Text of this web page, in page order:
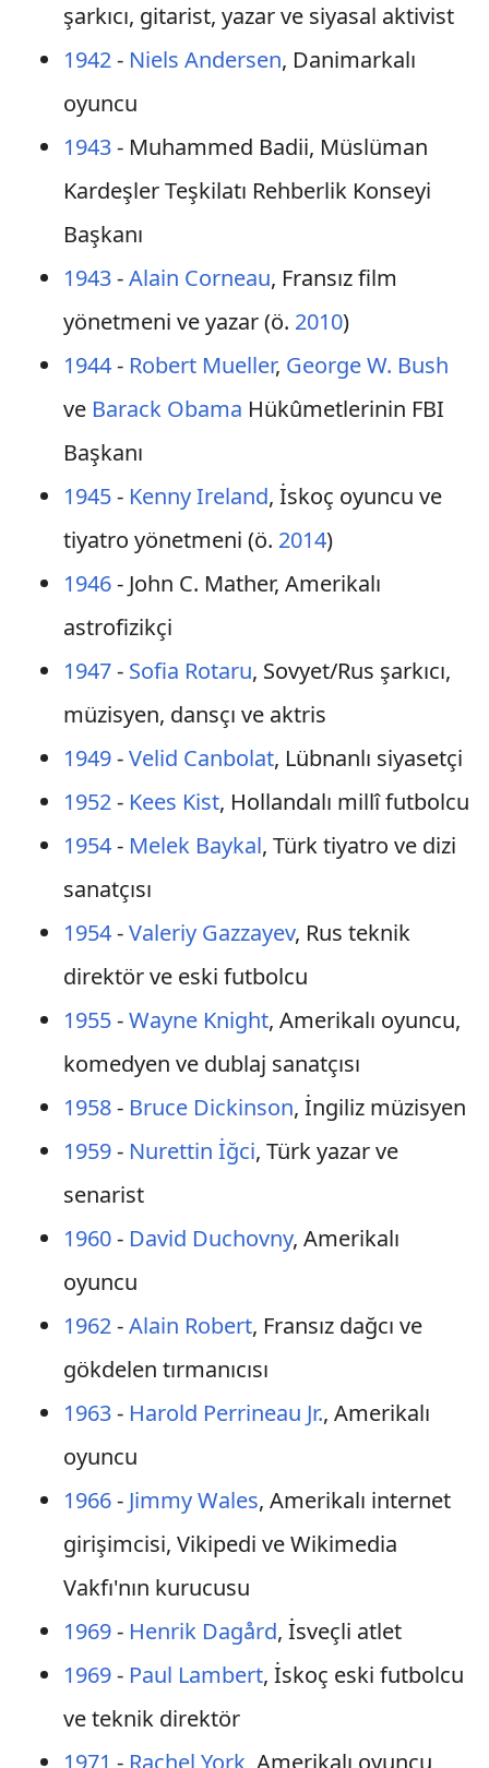
şarkıcı, gitarist, yazar ve siyasal aktivist
1942- Niels Andersen, Danimarkalı
oyuncu
1943- Muhammed Badii, Müslüman
Kardeşler Teşkilatı Rehberlik Konseyi
Başkanı
1943-Alain Corneau, Fransız film
yönetmeni ve yazar (ö. 2010)
1944- Robert Mueller, George W. Bush
ve Barack Obama Hükûmetlerinin FBI
Başkanı
1945- Kenny Ireland, İskoç oyuncu ve
tiyatro yönetmeni (ö. 2014)
1946- John C. Mather, Amerikalı
astrofizikçi
1947- Sofia Rotaru, Sovyet/Rus şarkıcı,
müzisyen, dansçı ve aktris
1949-Velid Canbolat, Lübnanlı siyasetçi
1952- Kees Kist, Hollandalı millî futbolcu
1954- Melek Baykal, Türk tiyatro ve dizi
sanatçısı
1954-Valeriy Gazzayev, Rus teknik
direktör ve eski futbolcu
1955-Wayne Knight, Amerikalı oyuncu,
komedyen ve dublaj sanatçısı
1958- Bruce Dickinson, İngiliz müzisyen
1959- Nurettin İğci, Türk yazar ve
senarist
1960- David Duchovny, Amerikalı
oyuncu
1962-Alain Robert, Fransız dağcı ve
gökdelen tırmanıcısı
1963- Harold Perrineau Jr., Amerikalı
oyuncu
1966- Jimmy Wales, Amerikalı internet
girişimcisi, Vikipedi ve Wikimedia
Vakfı'nın kurucusu
1969- Henrik Dagård, İsveçli atlet
1969- Paul Lambert, İskoç eski futbolcu
ve teknik direktör
1971 - Rachel York , Amerikalı oyuncu